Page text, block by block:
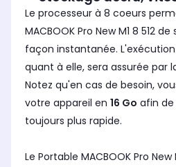
Le processeur à 8 coeurs
MACBOOK Pro New M1 8 512
façon instantanée.
quant à elle, sera assurée par
Notez qu'en cas de besoin,
votre appareil en 16 Go afin
toujours plus rapide.
Le Portable MACBOOK Pro